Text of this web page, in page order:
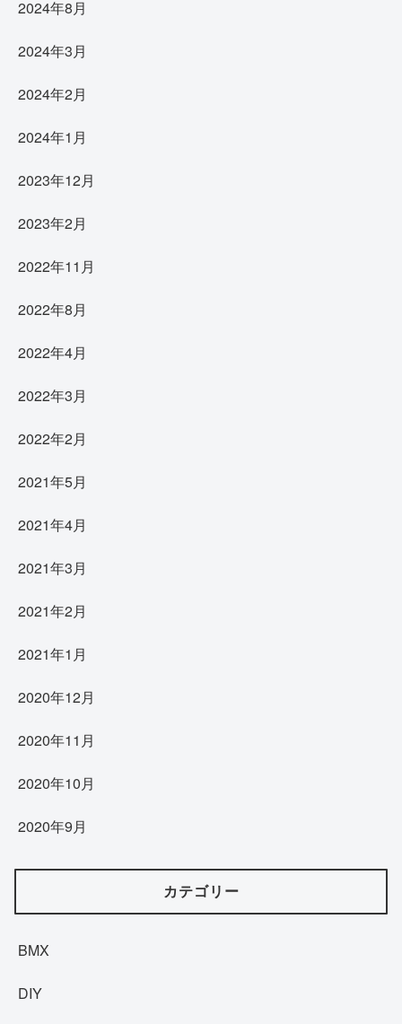
2024年8月
2024年3月
2024年2月
2024年1月
2023年12月
2023年2月
2022年11月
2022年8月
2022年4月
2022年3月
2022年2月
2021年5月
2021年4月
2021年3月
2021年2月
2021年1月
2020年12月
2020年11月
2020年10月
2020年9月
カテゴリー
BMX
DIY